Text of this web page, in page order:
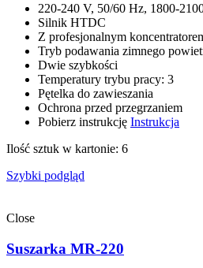
220-240 V, 50/60 Hz, 1800-
Silnik HTDC
Z profesjonalnym
Tryb podawania zimnego
Dwie szybkości
Temperatury trybu pracy: 3
Pętelka do zawieszania
Ochrona przed przegrzaniem
Pobierz instrukcję Instrukcja
Ilość sztuk w kartonie: 6
Szybki podgląd
Close
Suszarka MR-220